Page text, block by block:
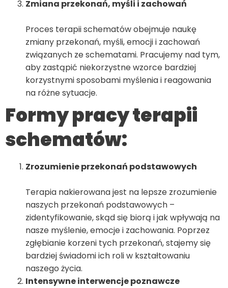
Zmiana przekonań, myśli i zachowań
Proces terapii schematów obejmuje naukę
zmiany przekonań, myśli, emocji i zachowań
związanych ze schematami. Pracujemy nad tym,
aby zastąpić niekorzystne wzorce bardziej
korzystnymi sposobami myślenia i reagowania
na różne sytuacje.
Formy pracy terapii
schematów:
Zrozumienie przekonań podstawowych
Terapia nakierowana jest na lepsze zrozumienie
naszych przekonań podstawowych –
zidentyfikowanie, skąd się biorą i jak wpływają na
nasze myślenie, emocje i zachowania. Poprzez
zgłębianie korzeni tych przekonań, stajemy się
bardziej świadomi ich roli w kształtowaniu
naszego życia.
Intensywne interwencje poznawcze